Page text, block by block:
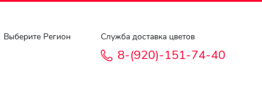
Выберите Регион Служба доставка цветов
8-(920)-151-74-40